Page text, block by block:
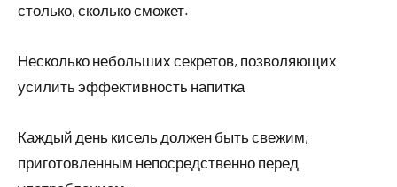
столько, сколько сможет.
Несколько небольших секретов, позволяющих
усилить эффективность напитка
Каждый день кисель должен быть свежим,
приготовленным непосредственно перед